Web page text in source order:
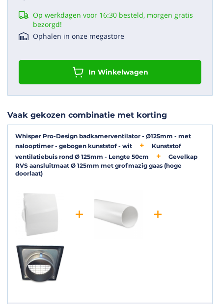
Installatie
De ventilator is geschikt voor eenkanaallengte tot 2 meter
badkamerventilator installeren
aandachtspunten voor een veilige en effectieve montage.
ventilator die niet alleen de luchtkwaliteit verbetert, maar ook een
visueel statement maakt. Geniet van frisse lucht, fluisterstil
comfort en een stijlvolle uitstraling – met5 jaar garantie.
Downloads
Badkamerventilator installeren handleiding
Bekijk alle downloads
Op werkdagen voor 16:30 besteld, morgen gratis
bezorgd!
Ophalen in onze megastore
In Winkelwagen
Vaak gekozen combinatie met korting
Whisper Pro-Design badkamerventilator - Ø125mm - met
nalooptimer - gebogen kunststof - wit
Kunststof
ventilatiebuis rond Ø 125mm - Lengte 50cm
Gevelkap
RVS aansluitmaat Ø 125mm met grofmazig gaas (hoge
doorlaat)